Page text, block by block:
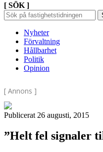
[ SÖK ]
Sök
efter:
Nyheter
Förvaltning
Hållbarhet
Politik
Opinion
[ Annons ]
Publicerat 26 augusti, 2015
”Helt fel signaler